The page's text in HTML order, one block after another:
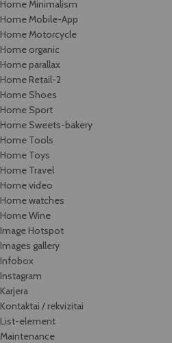
Home Minimalism
Home Mobile-App
Home Motorcycle
Home organic
Home parallax
Home Retail-2
Home Shoes
Home Sport
Home Sweets-bakery
Home Tools
Home Toys
Home Travel
Home video
Home watches
Home Wine
Image Hotspot
Images gallery
Infobox
Instagram
Karjera
Kontaktai / rekvizitai
List-element
Maintenance